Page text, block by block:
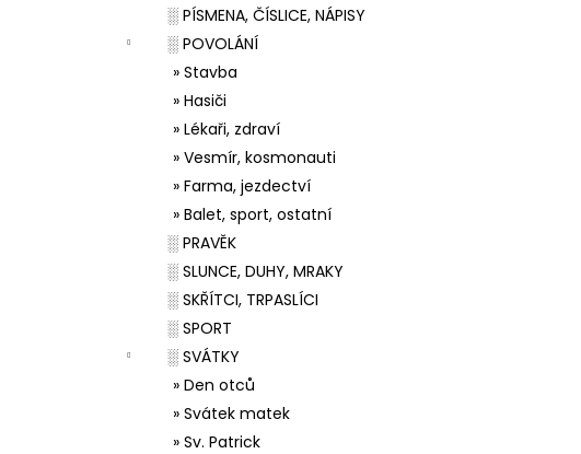
░ PÍSMENA, ČÍSLICE, NÁPISY
░ POVOLÁNÍ
» Stavba
» Hasiči
» Lékaři, zdraví
» Vesmír, kosmonauti
» Farma, jezdectví
» Balet, sport, ostatní
░ PRAVĚK
░ SLUNCE, DUHY, MRAKY
░ SKŘÍTCI, TRPASLÍCI
░ SPORT
░ SVÁTKY
» Den otců
» Svátek matek
» Sv. Patrick